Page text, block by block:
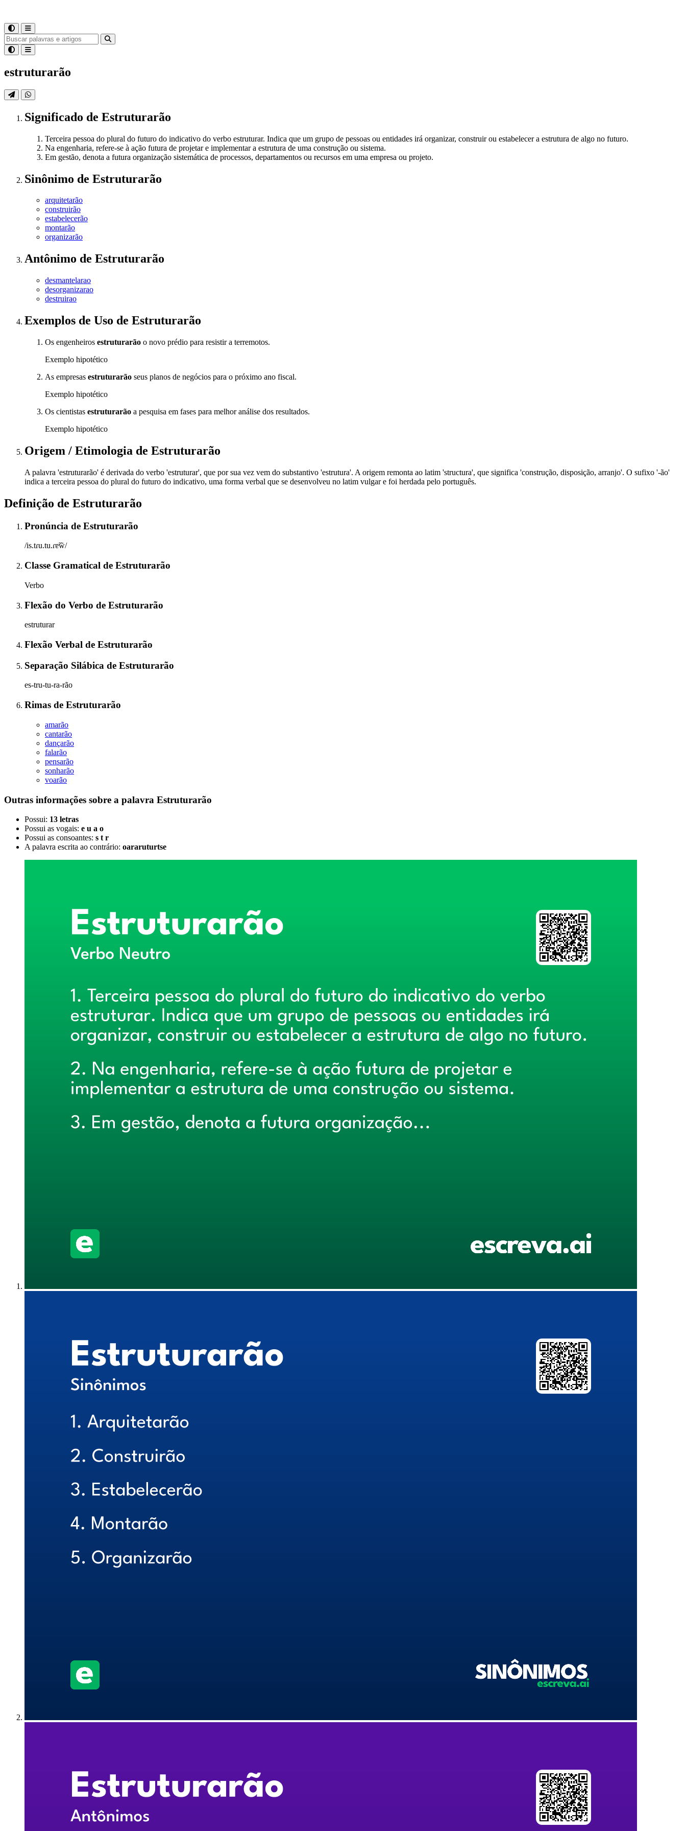
estruturarão
Significado de Estruturarão
Terceira pessoa do plural do futuro do indicativo do verbo estruturar. Indica que um grupo de pessoas ou entidades irá organizar, construir ou estabelecer a estrutura de algo no futuro.
Na engenharia, refere-se à ação futura de projetar e implementar a estrutura de uma construção ou sistema.
Em gestão, denota a futura organização sistemática de processos, departamentos ou recursos em uma empresa ou projeto.
Sinônimo de Estruturarão
arquitetarão
construirão
estabelecerão
montarão
organizarão
Antônimo de Estruturarão
desmantelarao
desorganizarao
destruirao
Exemplos de Uso de Estruturarão
Os engenheiros estruturarão o novo prédio para resistir a terremotos.
Exemplo hipotético
As empresas estruturarão seus planos de negócios para o próximo ano fiscal.
Exemplo hipotético
Os cientistas estruturarão a pesquisa em fases para melhor análise dos resultados.
Exemplo hipotético
Origem / Etimologia de Estruturarão
A palavra 'estruturarão' é derivada do verbo 'estruturar', que por sua vez vem do substantivo 'estrutura'. A origem remonta ao latim 'structura', que significa 'construção, disposição, arranjo'. O sufixo '-ão'
indica a terceira pessoa do plural do futuro do indicativo, uma forma verbal que se desenvolveu no latim vulgar e foi herdada pelo português.
Definição de Estruturarão
Pronúncia de Estruturarão
/is.tɾu.tu.ɾɐ̃w̃/
Classe Gramatical de Estruturarão
Verbo
Flexão do Verbo de Estruturarão
estruturar
Flexão Verbal de Estruturarão
Separação Silábica de Estruturarão
es-tru-tu-ra-rão
Rimas de Estruturarão
amarão
cantarão
dançarão
falarão
pensarão
sonharão
voarão
Outras informações sobre a palavra Estruturarão
Possui: 13 letras
Possui as vogais: e u a o
Possui as consoantes: s t r
A palavra escrita ao contrário: oararuturtse